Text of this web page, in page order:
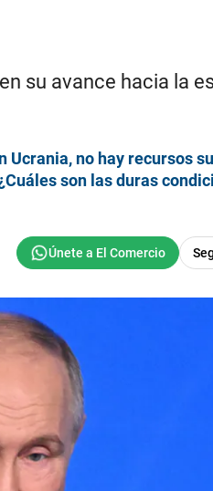
su avance hacia la
Ucrania, no hay recursos
son las duras